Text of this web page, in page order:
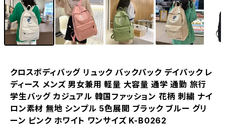
クロスボディバッグ リュック バックパック デイパック レ
ディース メンズ 男女兼用 軽量 大容量 通学 通勤 旅行
学生バッグ カジュアル 韓国ファッション 花柄 刺繍 ナイ
ロン素材 無地 シンプル 5色展開 ブラック ブルー グリ
ーン ピンク ホワイト ワンサイズ K-B0262